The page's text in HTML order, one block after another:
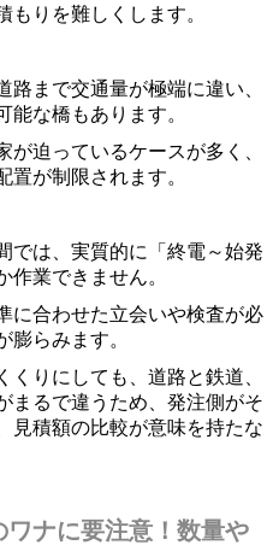
もりを難しくします。
路まで交通量が極端に違い、
能な橋もあります。
が迫っているケースが多く、
置が制限されます。
では、実質的に「終電～始発
作業できません。
に合わせた立会いや検査が必
膨らみます。
くりにしても、道路と鉄道、
まるで違うため、発注側がそ
見積額の比較が意味を持たな
ワナに要注意！数量や